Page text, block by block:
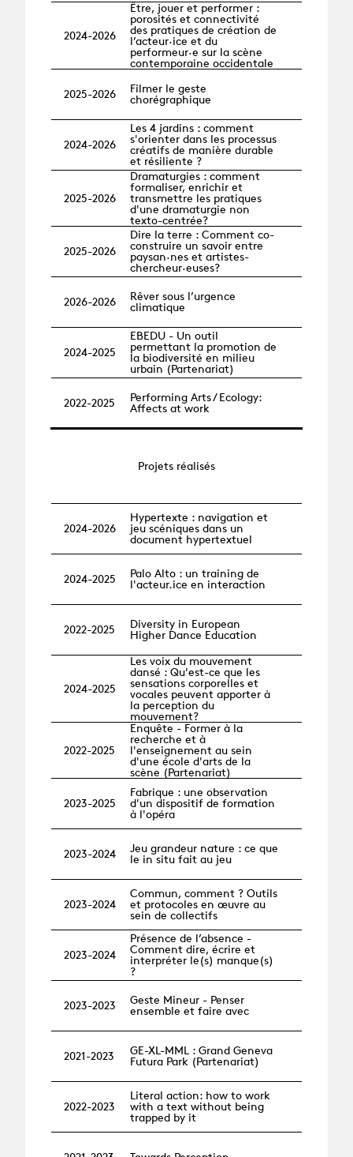
2024-2026
Être, jouer et performer :
porosités et connectivité
des pratiques de création de
l’acteur·ice et du
performeur·e sur la scène
contemporaine occidentale
2025-2026
Filmer le geste
chorégraphique
2024-2026
Les 4 jardins : comment
s'orienter dans les processus
créatifs de manière durable
et résiliente ?
2025-2026
Dramaturgies : comment
formaliser, enrichir et
transmettre les pratiques
d'une dramaturgie non
texto-centrée?
2025-2026
Dire la terre : Comment co-
construire un savoir entre
paysan·nes et artistes-
chercheur·euses?
2026-2026
Rêver sous l’urgence
climatique
2024-2025
EBEDU - Un outil
permettant la promotion de
la biodiversité en milieu
urbain (Partenariat)
2022-2025
Performing Arts / Ecology:
Affects at work
Projets réalisés
2024-2026
Hypertexte : navigation et
jeu scéniques dans un
document hypertextuel
2024-2025
Palo Alto : un training de
l'acteur.ice en interaction
2022-2025
Diversity in European
Higher Dance Education
2024-2025
Les voix du mouvement
dansé : Qu'est-ce que les
sensations corporelles et
vocales peuvent apporter à
la perception du
mouvement?
2022-2025
Enquête - Former à la
recherche et à
l'enseignement au sein
d'une école d'arts de la
scène (Partenariat)
2023-2025
Fabrique : une observation
d'un dispositif de formation
à l'opéra
2023-2024
Jeu grandeur nature : ce que
le in situ fait au jeu
2023-2024
Commun, comment ? Outils
et protocoles en œuvre au
sein de collectifs
2023-2024
Présence de l’absence -
Comment dire, écrire et
interpréter le(s) manque(s)
?
2023-2023
Geste Mineur - Penser
ensemble et faire avec
2021-2023
GE-XL-MML : Grand Geneva
Futura Park (Partenariat)
2022-2023
Literal action: how to work
with a text without being
trapped by it